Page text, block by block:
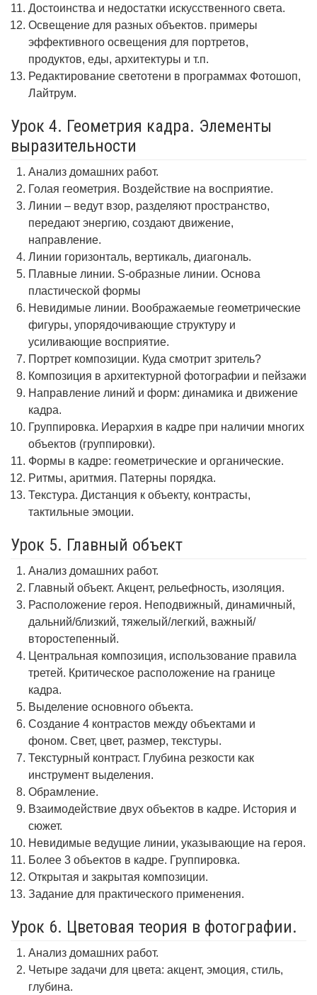
Достоинства и недостатки искусственного света.
Освещение для разных объектов. примеры
эффективного освещения для портретов,
продуктов, еды, архитектуры и т.п.
Редактирование светотени в программах Фотошоп,
Лайтрум.
Урок 4. Геометрия кадра. Элементы
выразительности
Анализ домашних работ.
Голая геометрия. Воздействие на восприятие.
Линии – ведут взор, разделяют пространство,
передают энергию, создают движение,
направление.
Линии горизонталь, вертикаль, диагональ.
Плавные линии. S-образные линии. Основа
пластической формы
Невидимые линии. Воображаемые геометрические
фигуры, упорядочивающие структуру и
усиливающие восприятие.
Портрет композиции. Куда смотрит зритель?
Композиция в архитектурной фотографии и пейзажи
Направление линий и форм: динамика и движение
кадра.
Группировка. Иерархия в кадре при наличии многих
объектов (группировки).
Формы в кадре: геометрические и органические.
Ритмы, аритмия. Патерны порядка.
Текстура. Дистанция к объекту, контрасты,
тактильные эмоции.
Урок 5. Главный объект
Анализ домашних работ.
Главный объект. Акцент, рельефность, изоляция.
Расположение героя. Неподвижный, динамичный,
дальний/близкий, тяжелый/легкий, важный/
второстепенный.
Центральная композиция, использование правила
третей. Критическое расположение на границе
кадра.
Выделение основного объекта.
Создание 4 контрастов между объектами и
фоном. Свет, цвет, размер, текстуры.
Текстурный контраст. Глубина резкости как
инструмент выделения.
Обрамление.
Взаимодействие двух объектов в кадре. История и
сюжет.
Невидимые ведущие линии, указывающие на героя.
Более 3 объектов в кадре. Группировка.
Открытая и закрытая композиции.
Задание для практического применения.
Урок 6. Цветовая теория в фотографии.
Анализ домашних работ.
Четыре задачи для цвета: акцент, эмоция, стиль,
глубина.